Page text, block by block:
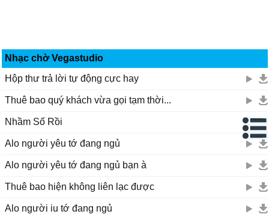
Nhạc chờ Vegastudio
Hộp thư trả lời tự động cực hay
Thuê bao quý khách vừa gọi tạm thời...
Nhầm Số Rồi
Alo người yêu tớ đang ngủ
Alo người yêu tớ đang ngủ bạn à
Thuê bao hiện không liên lạc được
Alo người iu tớ đang ngủ